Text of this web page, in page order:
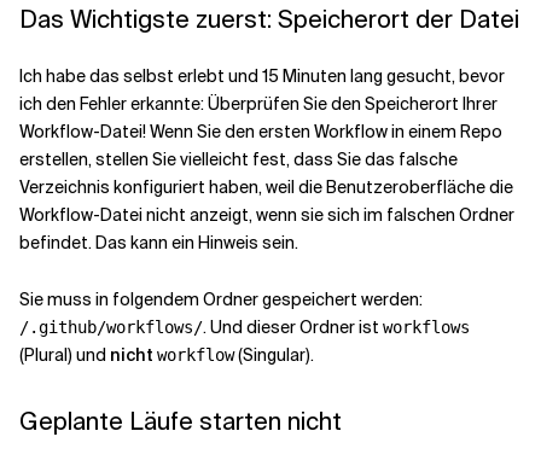
Das Wichtigste zuerst: Speicherort der Datei
Ich habe das selbst erlebt und 15 Minuten lang gesucht, bevor
ich den Fehler erkannte: Überprüfen Sie den Speicherort Ihrer
Workflow-Datei! Wenn Sie den ersten Workflow in einem Repo
erstellen, stellen Sie vielleicht fest, dass Sie das falsche
Verzeichnis konfiguriert haben, weil die Benutzeroberfläche die
Workflow-Datei nicht anzeigt, wenn sie sich im falschen Ordner
befindet. Das kann ein Hinweis sein.
Sie muss in folgendem Ordner gespeichert werden:
/.github/workflows/. Und dieser Ordner ist workflows
(Plural) und nicht workflow(Singular).
Geplante Läufe starten nicht